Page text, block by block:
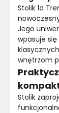
Kolor
Kolor nóżek
Marka
Stolik 1d
Jego
wpasuje
wnętrzom
Stolik